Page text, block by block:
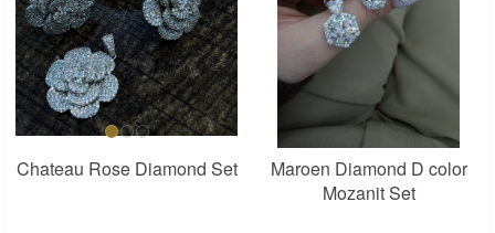
Chateau Rose Diamond Set
Maroen Diamond D color
Mozanit Set